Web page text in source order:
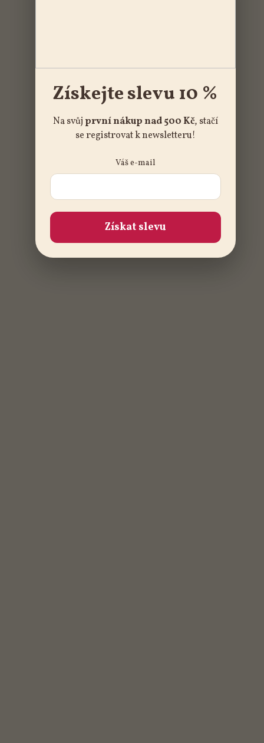
Získejte slevu 10 %
Na svůj první nákup nad 500 Kč, stačí
se registrovat k newsletteru!
Váš e-mail
Získat slevu